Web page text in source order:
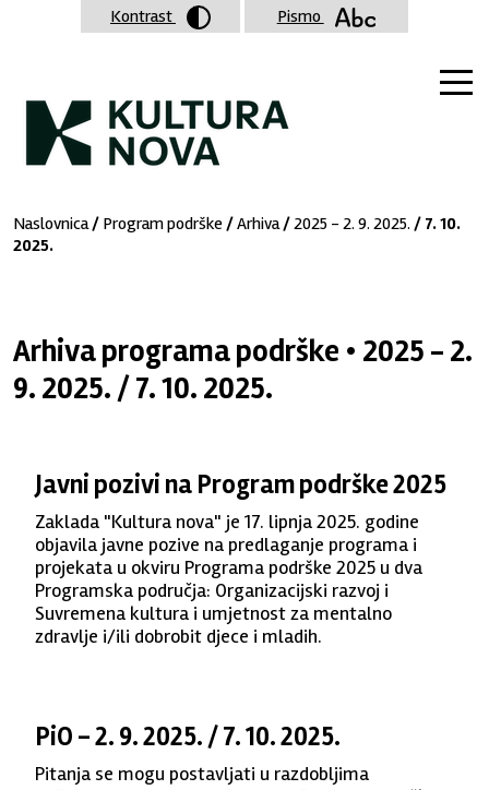
Naslovnica/ Program podrške /Arhiva/2025 - 2. 9. 2025./ 7. 10.
2025.
Arhiva programa podrške • 2025 - 2.
9. 2025. / 7. 10. 2025.
Javni pozivi na Program podrške 2025
Zaklada "Kultura nova" je 17. lipnja 2025. godine
objavila javne pozive na predlaganje programa i
projekata u okviru Programa podrške 2025 u dva
Programska područja: Organizacijski razvoj i
Suvremena kultura i umjetnost za mentalno
zdravlje i/ili dobrobit djece i mladih.
PiO - 2. 9. 2025. / 7. 10. 2025.
Pitanja se mogu postavljati u razdobljima
Kontrast Pismo